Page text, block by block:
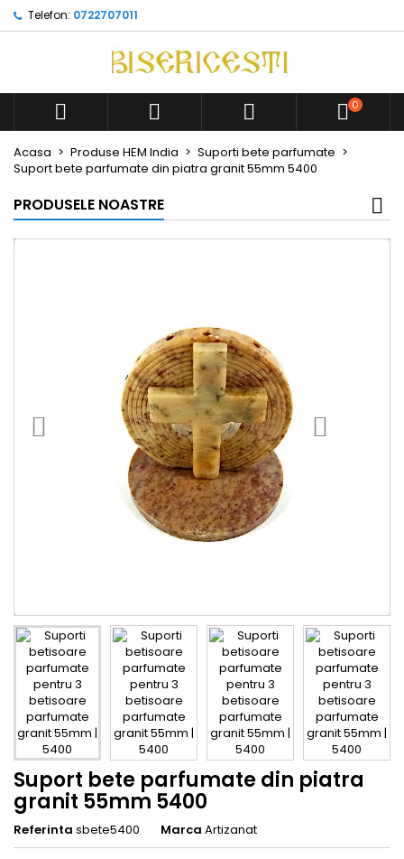
Telefon: 0722707011
   0
Acasa Produse HEM India
Suporti bete parfumate
Suport bete parfumate din piatra granit 55mm 5400
PRODUSELE NOASTRE
Suport bete parfumate din piatra
granit 55mm 5400
Referinta sbete5400 Marca Artizanat